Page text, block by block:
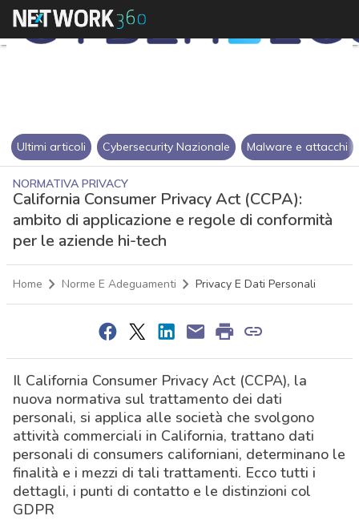
Ultimi articoli Cybersecurity Nazionale Malware e attacchi
NORMATIVA PRIVACY
California Consumer Privacy Act (CCPA):
ambito di applicazione e regole di conformità
per le aziende hi-tech
Home Norme E Adeguamenti Privacy E Dati Personali
Il California Consumer Privacy Act (CCPA), la
nuova normativa sul trattamento dei dati
personali, si applica alle società che svolgono
attività commerciali in California, trattano dati
personali di consumers californiani, determinano le
finalità e i mezzi di tali trattamenti. Ecco tutti i
dettagli, i punti di contatto e le distinzioni col
GDPR